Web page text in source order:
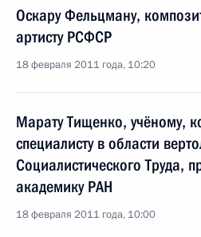
Оскару Фельцману,
артисту РСФСР
18 февраля 2011 года, 10:20
Марату Тищенко, учёному,
специалисту в области
Социалистического Труда,
академику РАН
18 февраля 2011 года, 10:00